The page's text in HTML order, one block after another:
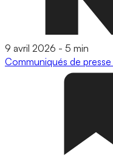
9 avril 2026 - 5 min
Communiqués de presse